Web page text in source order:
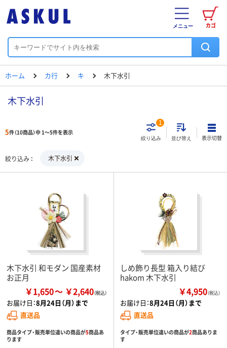
カゴ
メニュー
ホーム カ行 キ 木下水引
木下水引
5件（10商品）中 1～5件を表示
絞り込み
1
並び替え 表示切替
絞り込み 木下水引
木下水引 和モダン 国産素材
お正月
￥1,650 ￥2,640
お届け日：8月24日（月）まで
直送品
商品タイプ・販売単位違いの商品が5商品あ
ります
しめ飾り長型 箱入り結び
hakom 木下水引
￥4,950（税込）
お届け日：8月24日（月）まで
直送品
タイプ・販売単位違いの商品が2商品ありま
す